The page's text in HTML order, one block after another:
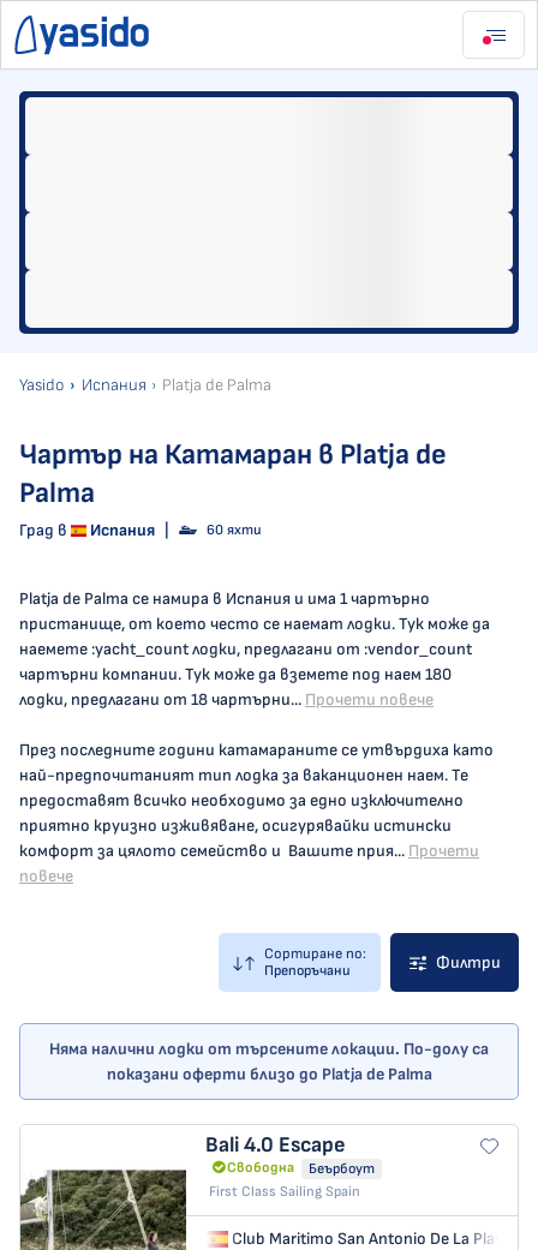
Yasido Испания Platja de Palma
Чартър на Катамаран в Platja de
Palma
Град в Испания 60 яхти
Platja de Palma се намира в Испания и има 1 чартърно
пристанище, от което често се наемат лодки. Тук може да
наемете :yacht_count лодки, предлагани от :vendor_count
чартърни компании. Тук може да вземете под наем 180
лодки, предлагани от 18 чартърни... Прочети повече
През последните години катамараните се утвърдиха като
най-предпочитаният тип лодка за ваканционен наем. Те
предоставят всичко необходимо за едно изключително
приятно круизно изживяване, осигурявайки истински
комфорт за цялото семейство и Вашите прия... Прочети
повече
Сортиране по:
Препоръчани
Филтри
Няма налични лодки от търсените локации. По-долу са
показани оферти близо до Platja de Palma
Bali 4.0 Escape
Свободна
Беърбоут
First Class Sailing Spain
Club Maritimo San Antonio De La Playa